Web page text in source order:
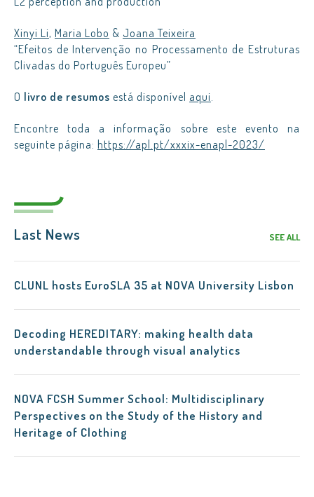
Xinyi Li, Maria Lobo & Joana Teixeira
“Efeitos de Intervenção no Processamento de Estruturas
Clivadas do Português Europeu”
O livro de resumos está disponível aqui
Encontre toda a informação sobre este evento na
seguinte página: https://apl.pt/xxxix-enapl-2023/
Last News SEE ALL
CLUNL hosts EuroSLA 35 at NOVA University Lisbon
Decoding HEREDITARY: making health data
understandable through visual analytics
NOVA FCSH Summer School: Multidisciplinary
Perspectives on the Study of the History and
Heritage of Clothing